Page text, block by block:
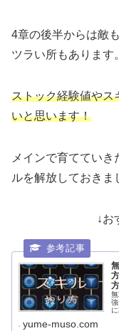
4章の後半からは敵
ツラい所もあります
ストック経験値やス
いと思います！
メインで育てていき
ルを解放しておきま
↓お
yume-muso.com